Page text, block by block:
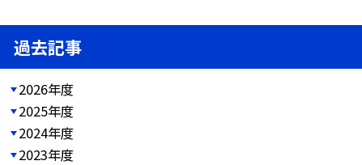
過去記事
2026年度
2025年度
2024年度
2023年度